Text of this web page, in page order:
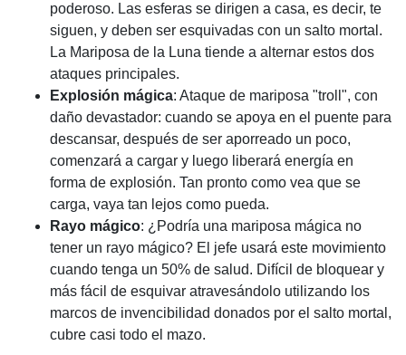
poderoso. Las esferas se dirigen a casa, es decir, te
siguen, y deben ser esquivadas con un salto mortal.
La Mariposa de la Luna tiende a alternar estos dos
ataques principales.
Explosión mágica: Ataque de mariposa "troll", con
daño devastador: cuando se apoya en el puente para
descansar, después de ser aporreado un poco,
comenzará a cargar y luego liberará energía en
forma de explosión. Tan pronto como vea que se
carga, vaya tan lejos como pueda.
Rayo mágico: ¿Podría una mariposa mágica no
tener un rayo mágico? El jefe usará este movimiento
cuando tenga un 50% de salud. Difícil de bloquear y
más fácil de esquivar atravesándolo utilizando los
marcos de invencibilidad donados por el salto mortal,
cubre casi todo el mazo.